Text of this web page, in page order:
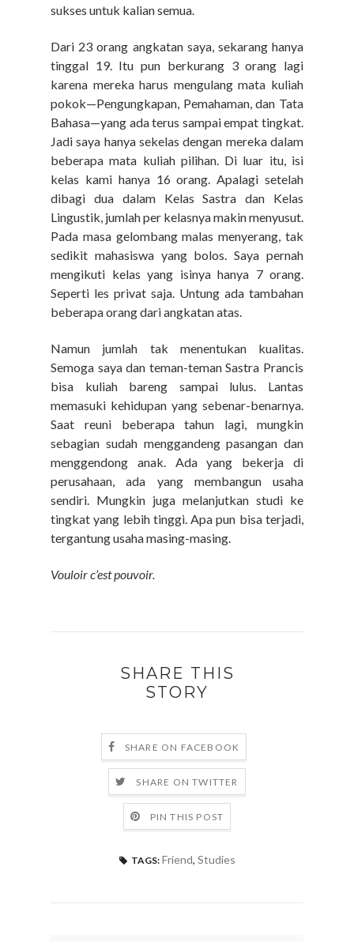
sukses untuk kalian semua.
Dari 23 orang angkatan saya, sekarang hanya
tinggal 19. Itu pun berkurang 3 orang lagi
karena mereka harus mengulang mata kuliah
pokok—Pengungkapan, Pemahaman, dan Tata
Bahasa—yang ada terus sampai empat tingkat.
Jadi saya hanya sekelas dengan mereka dalam
beberapa mata kuliah pilihan. Di luar itu, isi
kelas kami hanya 16 orang.Apalagi setelah
dibagi dua dalam Kelas Sastra dan Kelas
Lingustik, jumlah per kelasnya makin menyusut.
Pada masa gelombang malas menyerang, tak
sedikit mahasiswa yang bolos. Saya pernah
mengikuti kelas yang isinya hanya 7 orang.
Seperti les privat saja. Untung ada tambahan
beberapa orang dari angkatan atas.
Namun jumlah tak menentukan kualitas.
Semoga saya dan teman-teman Sastra Prancis
bisa kuliah bareng sampai lulus. Lantas
memasuki kehidupan yang sebenar-benarnya.
Saat reuni beberapa tahun lagi, mungkin
sebagian sudah menggandeng pasangan dan
menggendong anak. Ada yang bekerja di
perusahaan, ada yang membangun usaha
sendiri. Mungkin juga melanjutkan studi ke
tingkat yang lebih tinggi. Apa pun bisa terjadi,
tergantung usaha masing-masing.
Vouloir c’est pouvoir.
SHARE THIS
STORY
SHARE ON FACEBOOK
SHARE ON TWITTER
PIN THIS POST
TAGS: Friend, Studies